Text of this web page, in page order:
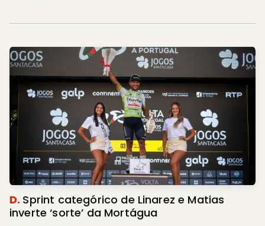
D. Sprint categórico de Linarez e Matias
inverte ‘sorte’ da Mortágua